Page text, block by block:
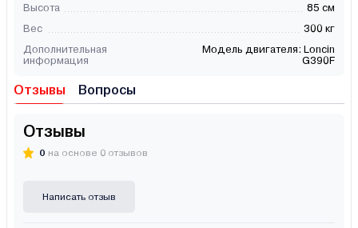
Высота
85 cм
Вес
300 кг
Дополнительная
информация
Модель двигателя: Loncin
G390F
Отзывы Вопросы
Отзывы
0 на основе 0 отзывов
Написать отзыв